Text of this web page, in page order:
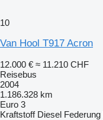
10
Van Hool T917 Acron
12.000 € ≈ 11.210 CHF
Reisebus
2004
1.186.328 km
Euro 3
Kraftstoff Diesel Federung